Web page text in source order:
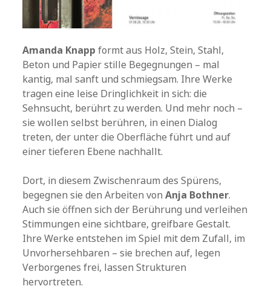
Amanda Knapp formt aus Holz, Stein, Stahl,
Beton und Papier stille Begegnungen – mal
kantig, mal sanft und schmiegsam. Ihre Werke
tragen eine leise Dringlichkeit in sich: die
Sehnsucht, berührt zu werden. Und mehr noch –
sie wollen selbst berühren, in einen Dialog
treten, der unter die Oberfläche führt und auf
einer tieferen Ebene nachhallt.
Dort, in diesem Zwischenraum des Spürens,
begegnen sie den Arbeiten vonAnja Bothner.
Auch sie öffnen sich der Berührung und verleihen
Stimmungen eine sichtbare, greifbare Gestalt.
Ihre Werke entstehen im Spiel mit dem Zufall, im
Unvorhersehbaren – sie brechen auf, legen
Verborgenes frei, lassen Strukturen
hervortreten.